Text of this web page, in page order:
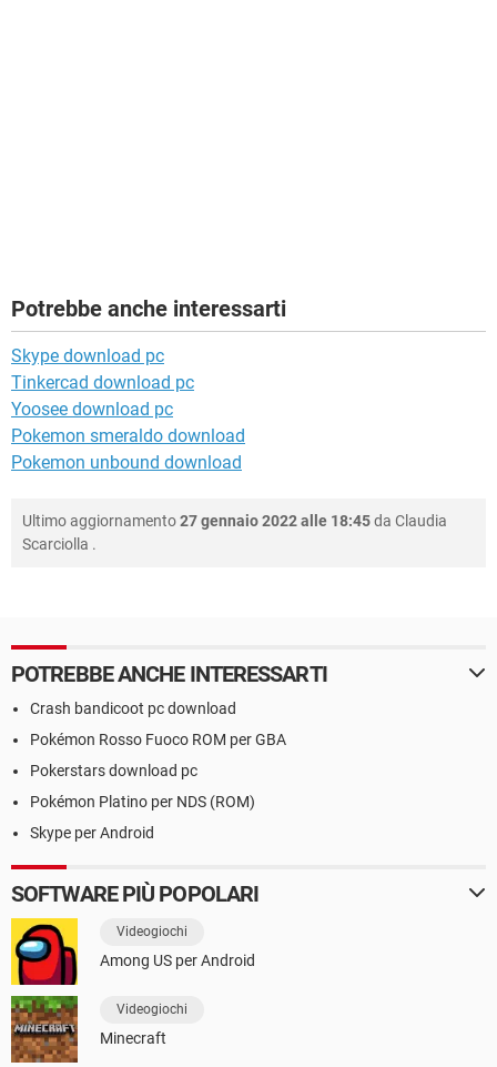
Potrebbe anche interessarti
Skype download pc
Tinkercad download pc
Yoosee download pc
Pokemon smeraldo download
Pokemon unbound download
Ultimo aggiornamento27 gennaio 2022 alle 18:45da Claudia
Scarciolla .
POTREBBE ANCHE INTERESSARTI
Crash bandicoot pc download
Pokémon Rosso Fuoco ROM per GBA
Pokerstars download pc
Pokémon Platino per NDS (ROM)
Skype per Android
SOFTWARE PIÙ POPOLARI
Videogiochi
Among US per Android
Videogiochi
Minecraft